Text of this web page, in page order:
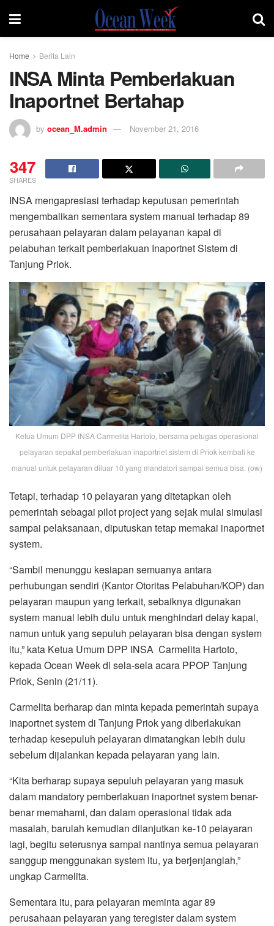
Home Berita Lain
INSA Minta Pemberlakuan
Inaportnet Bertahap
by ocean_M.admin November 21, 2016
347
SHARES
INSA mengapresiasi terhadap keputusan pemerintah
mengembalikan sementara system manual terhadap 89
perusahaan pelayaran dalam pelayanan kapal di
pelabuhan terkait pemberlakuan Inaportnet Sistem di
Tanjung Priok.
Ketua Umum DPP INSA Carmelita Hartoto, bersama petugas operasional
pelayaran sepakat pemberlakuan inaportnet sistem di Priok kembali ke
manual untuk pelayaran diluar 10 yang mandatori sampai semua bisa. (ow)
Tetapi, terhadap 10 pelayaran yang ditetapkan oleh
pemerintah sebagai pilot project yang sejak mulai simulasi
sampai pelaksanaan, diputuskan tetap memakai inaportnet
system.
“Sambil menunggu kesiapan semuanya antara
perhubungan sendiri (Kantor Otoritas Pelabuhan/KOP) dan
pelayaran maupun yang terkait, sebaiknya digunakan
system manual lebih dulu untuk menghindari delay kapal,
namun untuk yang sepuluh pelayaran bisa dengan system
itu,” kata Ketua Umum DPP INSA Carmelita Hartoto,
kepada Ocean Week di sela-sela acara PPOP Tanjung
Priok, Senin (21/11).
Carmelita berharap dan minta kepada pemerintah supaya
inaportnet system di Tanjung Priok yang diberlakukan
terhadap kesepuluh pelayaran dimatangkan lebih dulu
sebelum dijalankan kepada pelayaran yang lain.
“Kita berharap supaya sepuluh pelayaran yang masuk
dalam mandatory pemberlakuan inaportnet system benar-
benar memahami, dan dalam operasional tidak ada
masalah, barulah kemudian dilanjutkan ke-10 pelayaran
lagi, begitu seterusnya sampai nantinya semua pelayaran
sanggup menggunakan system itu, ya berjenjanglah,”
ungkap Carmelita.
Sementara itu, para pelayaran meminta agar 89
perusahaan pelayaran yang teregister dalam system